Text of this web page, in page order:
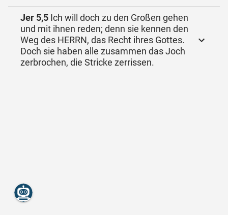
Jer 5,5 Ich will doch zu den Großen gehen
und mit ihnen reden; denn sie kennen den
Weg des HERRN, das Recht ihres Gottes.
Doch sie haben alle zusammen das Joch
zerbrochen, die Stricke zerrissen.